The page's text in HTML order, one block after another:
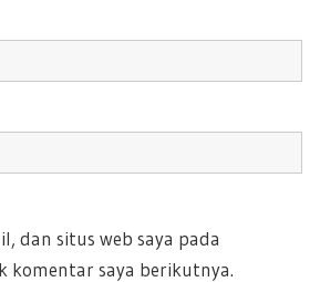
dan situs web saya pada
komentar saya berikutnya.